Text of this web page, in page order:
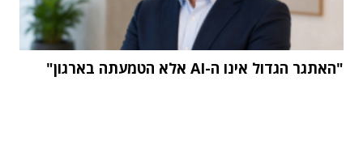
"האתגר הגדול אינו ה-AI אלא הטמעתה בארגון"